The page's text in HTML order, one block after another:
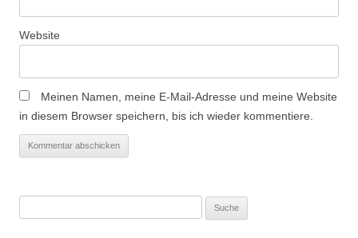
Website
Meinen Namen, meine E-Mail-Adresse und meine Website
in diesem Browser speichern, bis ich wieder kommentiere.